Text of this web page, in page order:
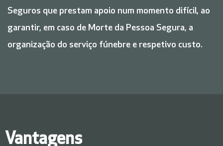
Seguros que prestam apoio num momento difícil, ao
garantir, em caso de Morte da Pessoa Segura, a
organização do serviço fúnebre e respetivo custo.
Vantagens